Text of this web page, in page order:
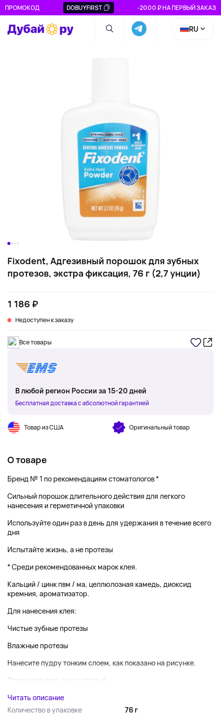
ПРОМОКОД DOBUYFIRST -2000 ₽ НА ПЕРВЫЙ ЗАКАЗ
RU
Fixodent, Адгезивный порошок для зубных
протезов, экстра фиксация, 76 г (2,7 унции)
1 186 ₽
Недоступен к заказу
Все товары
В любой регион России за 15-20 дней
Бесплатная доставка с абсолютной гарантией
Товар из США Оригинальный товар
О товаре
Бренд № 1 по рекомендациям стоматологов *
Сильный порошок длительного действия для легкого
нанесения и герметичной упаковки
Используйте один раз в день для удержания в течение всего
дня
Испытайте жизнь, а не протезы
* Среди рекомендованных марок клея.
Кальций / цинк пвм / ма, целлюлозная камедь, диоксид
кремния, ароматизатор.
Для нанесения клея:
Чистые зубные протезы
Влажные протезы
Нанесите пудру тонким слоем, как показано на рисунке.
Стряхните весь рассыпчатый...
Читать описание
Количество в упаковке
76 г